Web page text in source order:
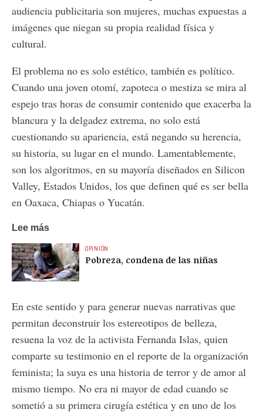
audiencia publicitaria son mujeres, muchas expuestas a
imágenes que niegan su propia realidad física y
cultural.
El problema no es solo estético, también es político.
Cuando una joven otomí, zapoteca o mestiza se mira al
espejo tras horas de consumir contenido que exacerba la
blancura y la delgadez extrema, no solo está
cuestionando su apariencia, está negando su herencia,
su historia, su lugar en el mundo. Lamentablemente,
son los algoritmos, en su mayoría diseñados en Silicon
Valley, Estados Unidos, los que definen qué es ser bella
en Oaxaca, Chiapas o Yucatán.
Lee más
OPINIÓN
Pobreza, condena de las niñas
En este sentido y para generar nuevas narrativas que
permitan deconstruir los estereotipos de belleza,
resuena la voz de la activista Fernanda Islas, quien
comparte su testimonio en el reporte de la organización
feminista; la suya es una historia de terror y de amor al
mismo tiempo. No era ni mayor de edad cuando se
sometió a su primera cirugía estética y en uno de los